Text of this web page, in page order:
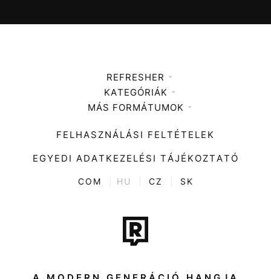
REFRESHER
Médiaajánlat
KATEGÓRIÁK
Zene
Divat
Kultúra
ENTR
Tech-Tudomány
Sport
Társadalom
MÁS FORMÁTUMOK
FELHASZNÁLÁSI FELTÉTELEK
EGYEDI ADATKEZELÉSI TÁJÉKOZTATÓ
COM HU CZ SK